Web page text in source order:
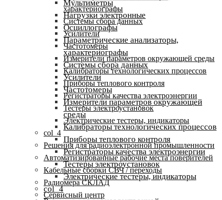
характериографы
Системы сбора данных
Усилители
Частотомеры
Измерители параметров окружающей среды
Калибраторы технологических процессов
Приборы теплового контроля
Регистраторы качества электроэнергии
Тестеры электроустановок
Электрические тестеры, индикаторы
col_4
Решения для радиоэлектронной промышленности
Автоматизированные рабочие места поверителей
Кабельные сборки СВЧ / переходы
Радиомера СКЛАД
Сервисный центр
Мультиметры
Нагрузки электронные
Осциллографы
Параметрические анализаторы,
характериографы
Системы сбора данных
Усилители
Частотомеры
Измерители параметров окружающей
среды
Калибраторы технологических процессов
Приборы теплового контроля
Регистраторы качества электроэнергии
Тестеры электроустановок
Электрические тестеры, индикаторы
col_4